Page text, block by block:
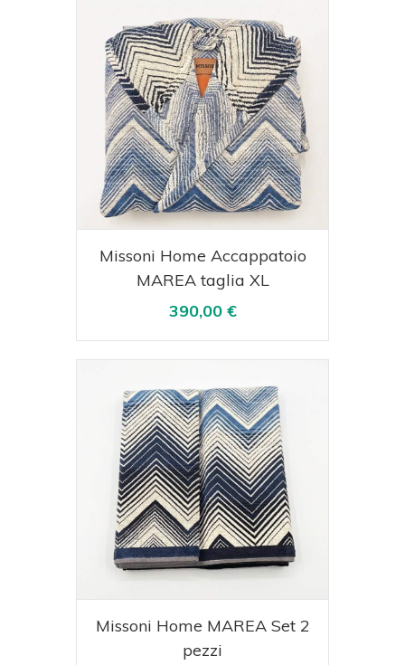
Acquista Visualizza
Missoni Home Accappatoio
MAREA taglia XL
390,00 €
Acquista Visualizza
Missoni Home MAREA Set 2
pezzi